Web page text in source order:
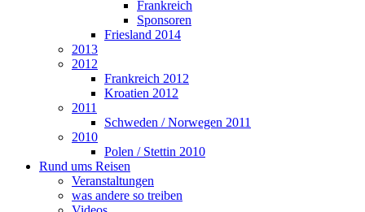
Frankreich
Sponsoren
Friesland 2014
2013
2012
Frankreich 2012
Kroatien 2012
2011
Schweden / Norwegen 2011
2010
Polen / Stettin 2010
Rund ums Reisen
Veranstaltungen
was andere so treiben